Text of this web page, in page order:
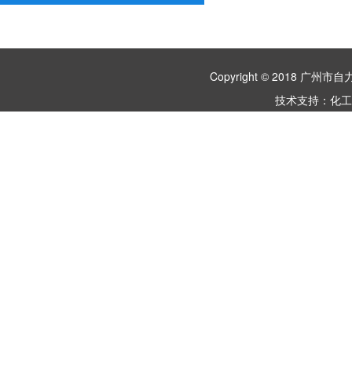
Copyright © 2018 广州市
技术支持： 化